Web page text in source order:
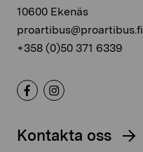
10600 Ekenäs
proartibus@proartibus.fi
+358 (0)50 371 6339
Kontakta oss